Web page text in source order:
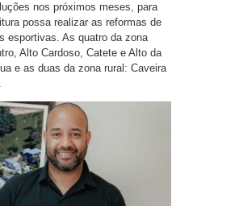
nos próximos meses, para
possa realizar as reformas de
esportivas. As quatro da zona
Alto Cardoso, Catete e Alto da
e as duas da zona rural: Caveira